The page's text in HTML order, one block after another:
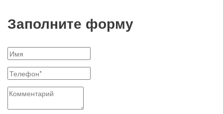
Заполните форму